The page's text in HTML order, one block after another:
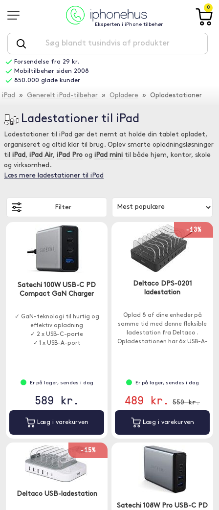
Eksperten i iPhone tilbehør
0
Forsendelse fra 29 kr.
Mobiltilbehør siden 2008
850.000 glade kunder
iPad » Generelt iPad-tilbehør » Opladere » Opladestationer
Ladestationer til iPad
Ladestationer til iPad gør det nemt at holde din tablet opladet,
organiseret og altid klar til brug. Oplev smarte opladningsløsninger
til iPad, iPad Air, iPad Pro og iPad mini til både hjem, kontor, skole
og virksomhed.
Læs mere ladestationer til iPad
Filter
Satechi 100W USB-C PD
Compact GaN Charger
✓ GaN-teknologi til hurtig og
effektiv opladning
✓ 2 x USB-C-porte
✓ 1 x USB-A-port
Er på lager, sendes i dag
589 kr.
Læg i varekurven
-13%
Deltaco DPS-0201
ladestation
Oplad 8 af dine enheder på
samme tid med denne fleksible
ladestation fra Deltaco .
Opladestationen har 6x USB-A-
Er på lager, sendes i dag
489 kr. 559 kr.
Læg i varekurven
-15%
Deltaco USB-ladestation
Satechi 108W Pro USB-C PD